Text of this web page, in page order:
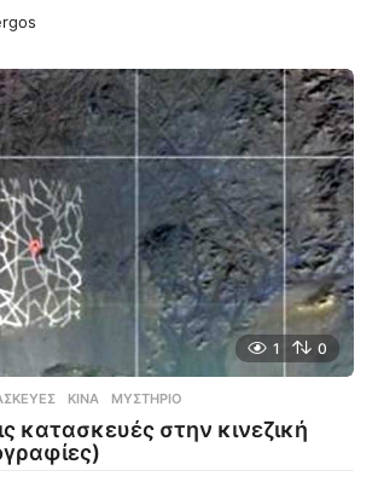
1 0
,ΚΊΝΑ ,ΜΥΣΤΉΡΙΟ
κατασκευές στην κινεζική